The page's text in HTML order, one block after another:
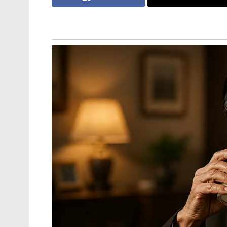
സൈനിക നീക്കങ്ങൾ, തന്ത്രപ്രധാനമായ
കൃത്യമായി നിരീക്ഷിക്കുക
ഉപഗ്രഹങ്ങളുടെ ലക്ഷ്യം. ഇതിനായി
ശേഷിയുള്ള ഹൈ-റെസല്യൂഷൻ
തിരിച്ചറിയാൻ സഹായിക്കുന്ന
കൈമാറാൻ ശേഷിയുള്ള അഡ്വാൻസ്ഡ്
ഉപഗ്രഹങ്ങളിൽ ഘടിപ്പിച്ചിരിക്കുന്നത്.
എന്നാൽ ഭാരതാംബയുടെ
തച്ചുടയ്ക്കാൻ ഇന്ത്യൻ സായുധ സേന പൂർണ്ണ
ഭാരതം കൈവരിച്ച ഉപഗ്രഹ വിരുദ്ധ മിസൈൽ
ശൃംഖലയും പാകിസ്ഥാന്റെയും
പോന്നതാണ്. ഭാരതത്തിന്റെ ആണവ